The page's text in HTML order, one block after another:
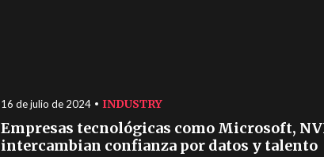
16 de julio de 2024 INDUSTRY
Empresas tecnológicas como Microsoft,
intercambian confianza por datos y talento